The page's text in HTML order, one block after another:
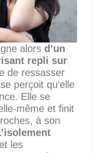
alors d’un
repli sur
de ressasser
perçoit qu’elle
Elle se
même et finit
à son
les